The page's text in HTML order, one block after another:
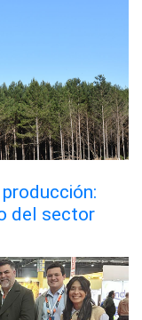
del sector